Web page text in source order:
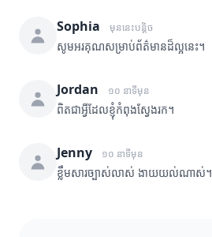
Sophia មុននេះបន្តិច
សូមអរគុណសម្រាប់ព័ត៌មានដ៏ល្អនេះ។
Jordan ១០ នាទីមុន
ពិតជាអ្វីដែលខ្ញុំកំពុងស្វែងរក។
Jenny ១០ នាទីមុន
ខ្លឹមសារច្បាស់លាស់ ងាយយល់ណាស់។